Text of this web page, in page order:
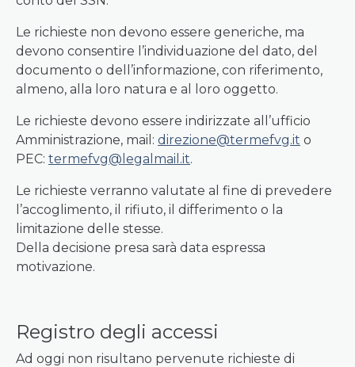
Le richieste non devono essere generiche, ma
devono consentire l’individuazione del dato, del
documento o dell’informazione, con riferimento,
almeno, alla loro natura e al loro oggetto.
Le richieste devono essere indirizzate all’ufficio
Amministrazione, mail: direzione@termefvg.it o
PEC: termefvg@legalmail.it.
Le richieste verranno valutate al fine di prevedere
l’accoglimento, il rifiuto, il differimento o la
limitazione delle stesse.
Della decisione presa sarà data espressa
motivazione.
Registro degli accessi
Ad oggi non risultano pervenute richieste di